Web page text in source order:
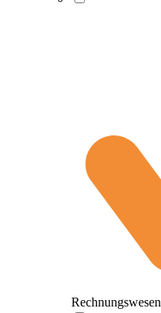
Rechnungswesen